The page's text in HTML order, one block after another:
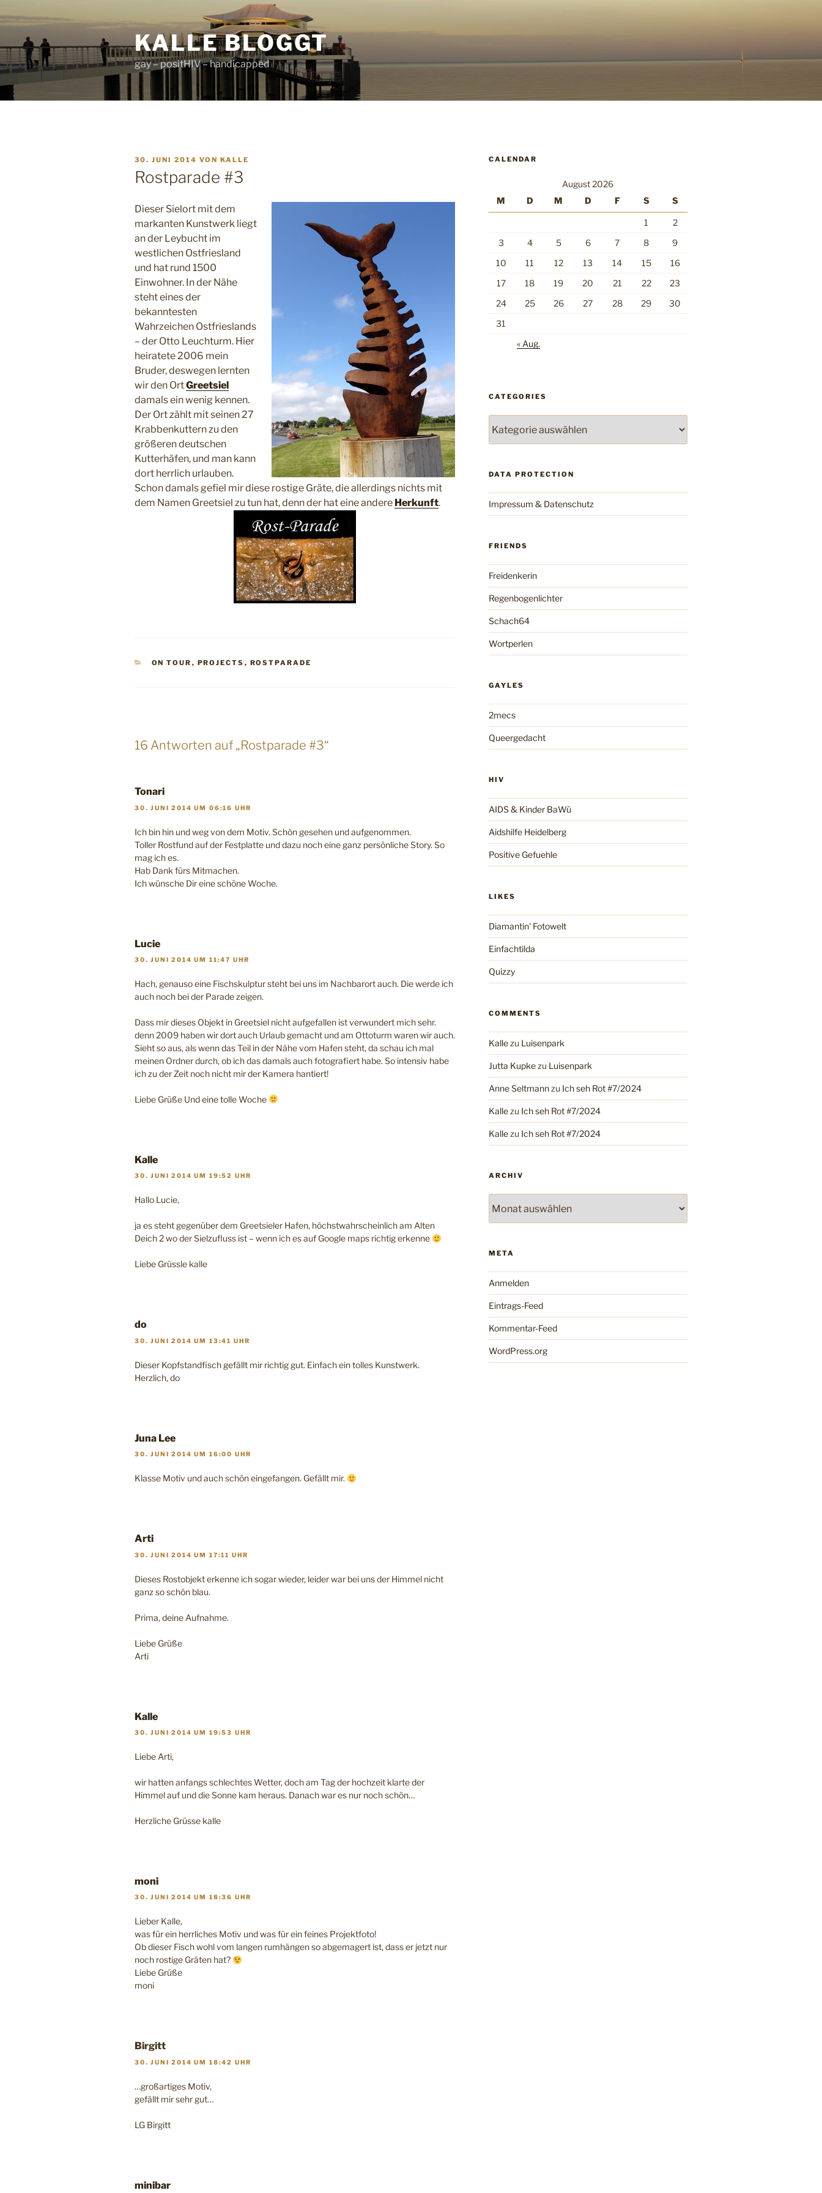
Inhalt
springen
KALLE BLOGGT
gay – positHIV – handicapped
VERÖFFENTLICHT
AM
30. JUNI 2014 VON KALLE
Rostparade #3
Dieser Sielort mit dem
markanten Kunstwerk liegt
an der Leybucht im
westlichen Ostfriesland
und hat rund 1500
Einwohner. In der Nähe
steht eines der
bekanntesten
Wahrzeichen Ostfrieslands
– der Otto Leuchturm. Hier
heiratete 2006 mein
Bruder, deswegen lernten
wir den OrtGreetsiel
damals ein wenig kennen.
Der Ort zählt mit seinen 27
Krabbenkuttern zu den
größeren deutschen
Kutterhäfen, und man kann
dort herrlich urlauben.
Schon damals gefiel mir diese rostige Gräte, die allerdings nichts mit
dem Namen Greetsiel zu tun hat, denn der hat eine andere Herkunft.
KATEGORIEN
ON TOUR , PROJECTS , ROSTPARADE
16 Antworten auf „Rostparade #3“
Tonari
30. JUNI 2014 UM 06:16 UHR
Ich bin hin und weg von dem Motiv. Schön gesehen und aufgenommen.
Toller Rostfund auf der Festplatte und dazu noch eine ganz persönliche Story. So
mag ich es.
Hab Dank fürs Mitmachen.
Ich wünsche Dir eine schöne Woche.
Lucie
30. JUNI 2014 UM 11:47 UHR
Hach, genauso eine Fischskulptur steht bei uns im Nachbarort auch. Die werde ich
auch noch bei der Parade zeigen.
Dass mir dieses Objekt in Greetsiel nicht aufgefallen ist verwundert mich sehr.
denn 2009 haben wir dort auch Urlaub gemacht und am Ottoturm waren wir auch.
Sieht so aus, als wenn das Teil in der Nähe vom Hafen steht, da schau ich mal
meinen Ordner durch, ob ich das damals auch fotografiert habe. So intensiv habe
ich zu der Zeit noch nicht mir der Kamera hantiert!
Liebe Grüße Und eine tolle Woche
Kalle
30. JUNI 2014 UM 19:52 UHR
Hallo Lucie,
ja es steht gegenüber dem Greetsieler Hafen, höchstwahrscheinlich am Alten
Deich 2 wo der Sielzufluss ist – wenn ich es auf Google maps richtig erkenne
Liebe Grüssle kalle
do
30. JUNI 2014 UM 13:41 UHR
Dieser Kopfstandfisch gefällt mir richtig gut. Einfach ein tolles Kunstwerk.
Herzlich, do
Juna Lee
30. JUNI 2014 UM 16:00 UHR
Klasse Motiv und auch schön eingefangen. Gefällt mir.
Arti
30. JUNI 2014 UM 17:11 UHR
Dieses Rostobjekt erkenne ich sogar wieder, leider war bei uns der Himmel nicht
ganz so schön blau.
Prima, deine Aufnahme.
Liebe Grüße
Arti
Kalle
30. JUNI 2014 UM 19:53 UHR
Liebe Arti,
wir hatten anfangs schlechtes Wetter, doch am Tag der hochzeit klarte der
Himmel auf und die Sonne kam heraus. Danach war es nur noch schön…
Herzliche Grüsse kalle
moni
30. JUNI 2014 UM 18:36 UHR
Lieber Kalle,
was für ein herrliches Motiv und was für ein feines Projektfoto!
Ob dieser Fisch wohl vom langen rumhängen so abgemagert ist, dass er jetzt nur
noch rostige Gräten hat?
Liebe Grüße
moni
Birgitt
30. JUNI 2014 UM 18:42 UHR
…großartiges Motiv,
gefällt mir sehr gut…
LG Birgitt
minibar
CALENDAR
August 2026
M
D M D F S S
1
2
3
4 5 6 7 8
9
10
11 12 13 14 15
16
17
18 19 20 21 22
23
24
25 26 27 28 29
30
31
« Aug.
CATEGORIES
DATA PROTECTION
Impressum & Datenschutz
FRIENDS
Freidenkerin
Regenbogenlichter
Schach64
Wortperlen
GAYLES
2mecs
Queergedacht
HIV
AIDS & Kinder BaWü
Aidshilfe Heidelberg
Positive Gefuehle
LIKES
Diamantin' Fotowelt
Einfachtilda
Quizzy
COMMENTS
Kallezu Luisenpark
Jutta Kupkezu Luisenpark
Anne Seltmannzu Ich seh Rot #7/2024
Kallezu Ich seh Rot #7/2024
Kallezu Ich seh Rot #7/2024
ARCHIV
META
Anmelden
Eintrags-Feed
Kommentar-Feed
WordPress.org